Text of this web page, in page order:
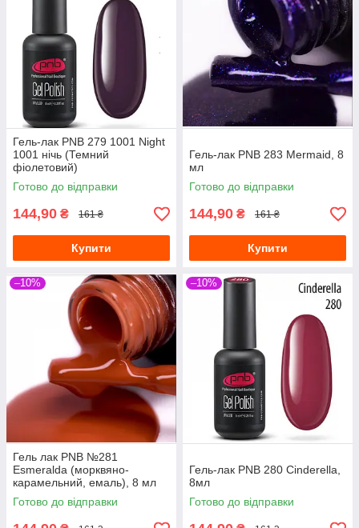
Гель-лак PNB 279 1001 Night
1001 нічь (Темний
фіолетовий)
Готово до відправки
144,90 ₴ 161 ₴
Купити
Гель-лак PNB 283 Mermaid, 8
мл
Готово до відправки
144,90 ₴ 161 ₴
Купити
–10%
Гель лак PNB №281
Esmeralda (морквяно-
карамельний, емаль), 8 мл
Готово до відправки
–10%
Гель-лак PNB 280 Cinderella,
8мл
Готово до відправки